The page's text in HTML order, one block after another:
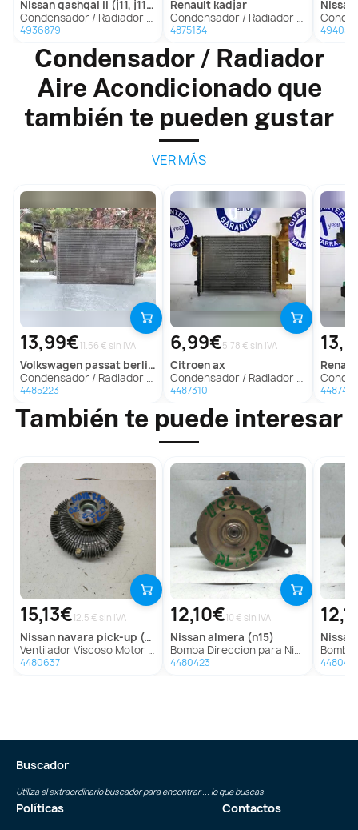
nissanqashqai ii (j11, j11_)
Condensador / Radiador Aire Acondicionado para Nissan Qashqai Ii (J11, J11_)
4936879
renault kadjar
Condensador / Radiador Aire Acondicionado Para Renault Kadjar
4875134
nissan
Condensador /
Condensador / Radiador
Aire Acondicionado que
también te pueden gustar
VER MÁS
13,99€11.56 € sin IVA
volkswagen passat berlina (3b2)
Condensador / Radiador Aire Acondicionado Para Volkswagen Passat Berlina
4485223
6,99€5.78 € sin IVA
citroenax
Condensador / Radiador Aire Acondicionado Para Citroen Ax
4487310
Condensador /
4487434
También te puede interesar
15,13€12.5 € sin IVA
nissan navara pick-up (d40m)
Ventilador Viscoso Motor para Nissan Navara Pick-Up (D40M)
4480637
12,10€10 € sin IVA
nissanalmera (n15)
Bomba Direccion para Nissan Almera (N15)
4480423
nissan
Bomba
Buscador
Utiliza el extraordinario buscador para encontrar ... lo que buscas
Políticas Contactos